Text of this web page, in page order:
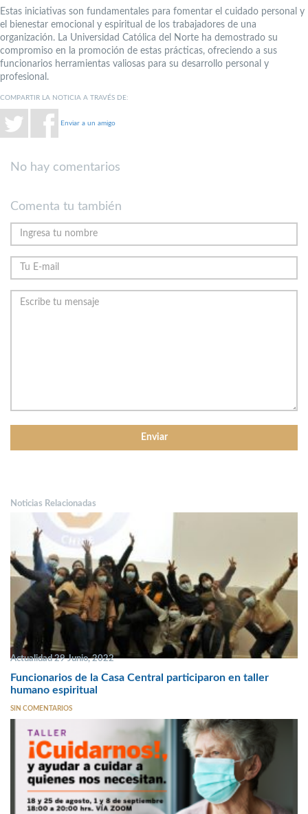
Estas iniciativas son fundamentales para fomentar el cuidado personal y
el bienestar emocional y espiritual de los trabajadores de una
organización. La Universidad Católica del Norte ha demostrado su
compromiso en la promoción de estas prácticas, ofreciendo a sus
funcionarios herramientas valiosas para su desarrollo personal y
profesional.
COMPARTIR LA NOTICIA A TRAVÉS DE:
Enviar a un amigo
No hay comentarios
Comenta tu también
Noticias Relacionadas
Actualidad 29 Junio, 2022
Funcionarios de la Casa Central participaron en taller
humano espiritual
SIN COMENTARIOS